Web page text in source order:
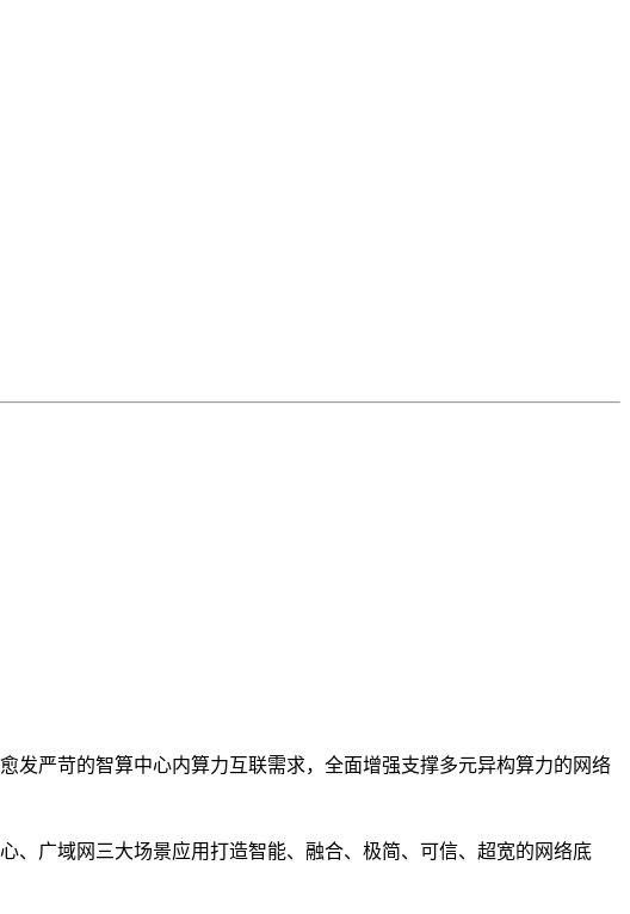
发严苛的智算中心内算力互联需求，全面增强支撑多元异构算力的网络
、广域网三大场景应用打造智能、融合、极简、可信、超宽的网络底